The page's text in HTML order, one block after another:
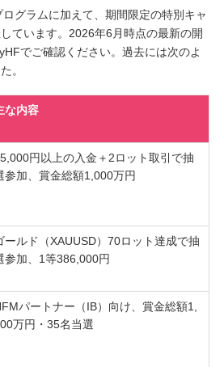
グラムに加えて、期間限定の特別キャ
ています。2026年6月時点の最新の開
でご確認ください。過去には次のよ
。
な内容
円以上の入金＋2ロット取引で抽
参加、賞金総額1,000万円
ールド（XAUUSD）70ロット達成で抽
参加、1等386,000円
パートナー（IB）向け、賞金総額1,
万円・35名当選